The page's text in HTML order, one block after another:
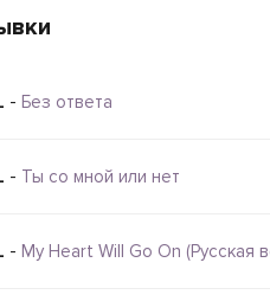
- Без ответа
- Ты со мной или нет
- My Heart Will Go On (Русская